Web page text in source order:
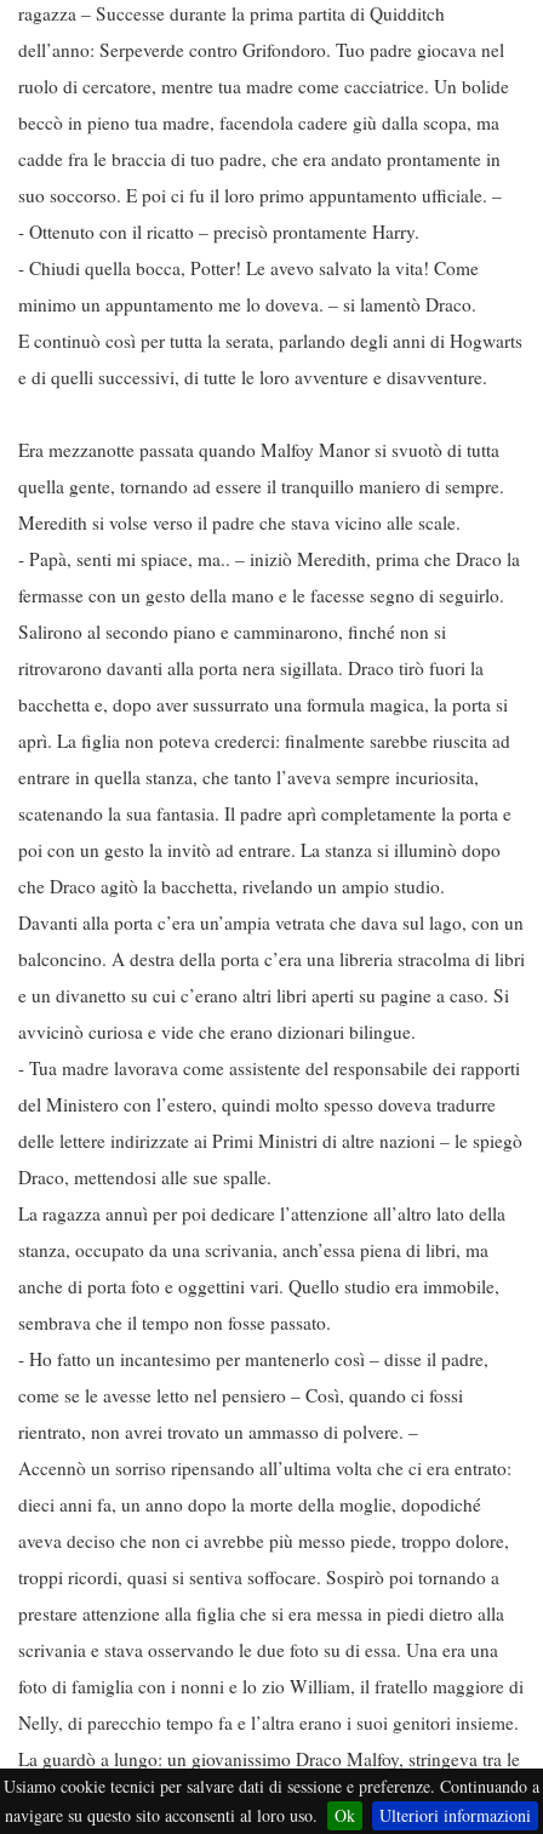
ragazza – Successe durante la prima partita di Quidditch
dell’anno: Serpeverde contro Grifondoro. Tuo padre giocava nel
ruolo di cercatore, mentre tua madre come cacciatrice. Un bolide
beccò in pieno tua madre, facendola cadere giù dalla scopa, ma
cadde fra le braccia di tuo padre, che era andato prontamente in
suo soccorso. E poi ci fu il loro primo appuntamento ufficiale. –
- Ottenuto con il ricatto – precisò prontamente Harry.
- Chiudi quella bocca, Potter! Le avevo salvato la vita! Come
minimo un appuntamento me lo doveva. – si lamentò Draco.
E continuò così per tutta la serata, parlando degli anni di Hogwarts
e di quelli successivi, di tutte le loro avventure e disavventure.
Era mezzanotte passata quando Malfoy Manor si svuotò di tutta
quella gente, tornando ad essere il tranquillo maniero di sempre.
Meredith si volse verso il padre che stava vicino alle scale.
- Papà, senti mi spiace, ma.. – iniziò Meredith, prima che Draco la
fermasse con un gesto della mano e le facesse segno di seguirlo.
Salirono al secondo piano e camminarono, finché non si
ritrovarono davanti alla porta nera sigillata. Draco tirò fuori la
bacchetta e, dopo aver sussurrato una formula magica, la porta si
aprì. La figlia non poteva crederci: finalmente sarebbe riuscita ad
entrare in quella stanza, che tanto l’aveva sempre incuriosita,
scatenando la sua fantasia. Il padre aprì completamente la porta e
poi con un gesto la invitò ad entrare. La stanza si illuminò dopo
che Draco agitò la bacchetta, rivelando un ampio studio.
Davanti alla porta c’era un’ampia vetrata che dava sul lago, con un
balconcino. A destra della porta c’era una libreria stracolma di libri
e un divanetto su cui c’erano altri libri aperti su pagine a caso. Si
avvicinò curiosa e vide che erano dizionari bilingue.
- Tua madre lavorava come assistente del responsabile dei rapporti
del Ministero con l’estero, quindi molto spesso doveva tradurre
delle lettere indirizzate ai Primi Ministri di altre nazioni – le spiegò
Draco, mettendosi alle sue spalle.
La ragazza annuì per poi dedicare l’attenzione all’altro lato della
stanza, occupato da una scrivania, anch’essa piena di libri, ma
anche di porta foto e oggettini vari. Quello studio era immobile,
sembrava che il tempo non fosse passato.
- Ho fatto un incantesimo per mantenerlo così – disse il padre,
come se le avesse letto nel pensiero – Così, quando ci fossi
rientrato, non avrei trovato un ammasso di polvere. –
Accennò un sorriso ripensando all’ultima volta che ci era entrato:
dieci anni fa, un anno dopo la morte della moglie, dopodiché
aveva deciso che non ci avrebbe più messo piede, troppo dolore,
troppi ricordi, quasi si sentiva soffocare. Sospirò poi tornando a
prestare attenzione alla figlia che si era messa in piedi dietro alla
scrivania e stava osservando le due foto su di essa. Una era una
foto di famiglia con i nonni e lo zio William, il fratello maggiore di
Nelly, di parecchio tempo fa e l’altra erano i suoi genitori insieme.
La guardò a lungo: un giovanissimo Draco Malfoy, stringeva tra le
braccia una donna sorridente con una cascati di capelli corvini,
Usiamo cookie tecnici per salvare dati di sessione e preferenze. Continuando a
navigare su questo sito acconsenti al loro uso.
Ok Ulteriori informazioni